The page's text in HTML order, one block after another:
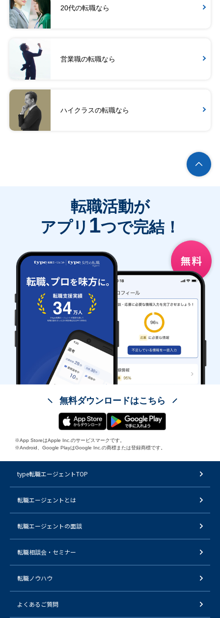
20代の転職なら
営業職の転職なら
ハイクラスの転職なら
転職活動が
アプリ 1つで完結！
無料ダウンロードはこちら
※App StoreはApple Inc.のサービスマークです。
※Android、Google PlayはGoogle Inc.の商標または登録商標です。
type転職エージェントTOP
転職エージェントとは
転職エージェントの面談
転職相談会・セミナー
転職ノウハウ
よくあるご質問